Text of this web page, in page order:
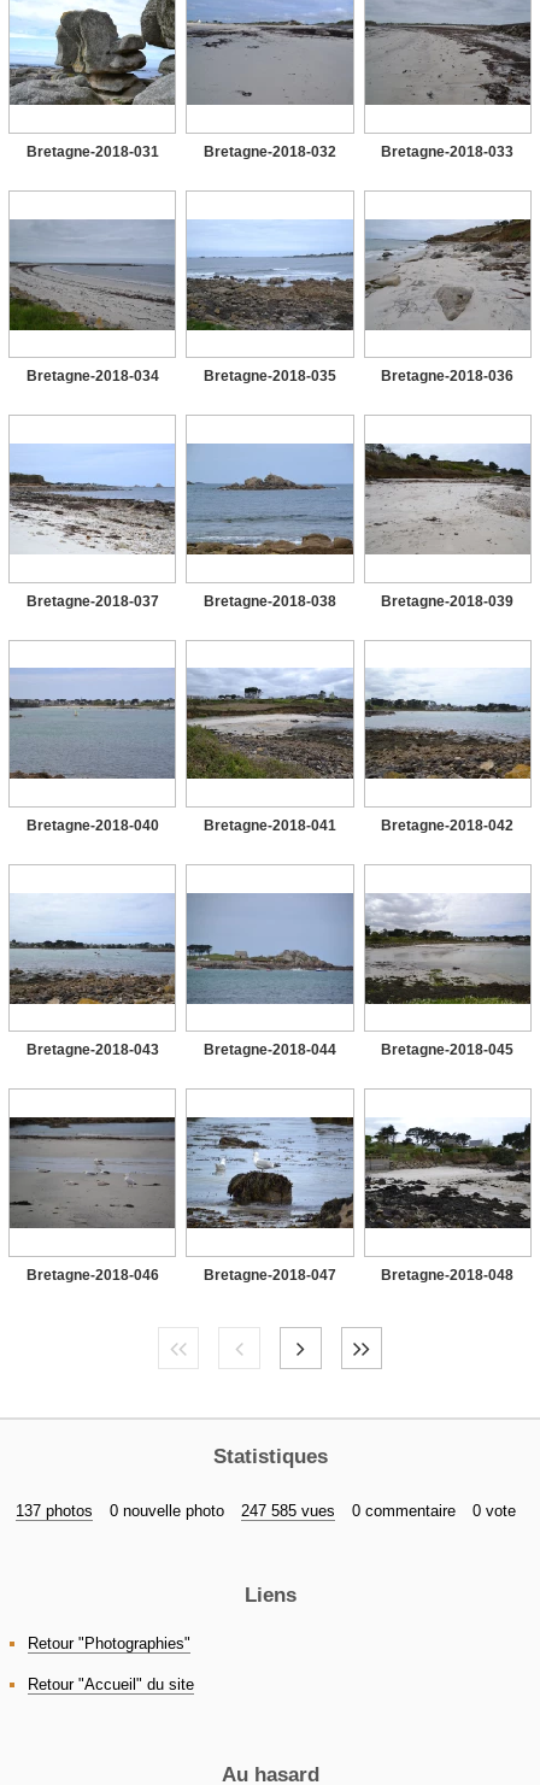
Bretagne-2018-031 Bretagne-2018-032 Bretagne-2018-033
Bretagne-2018-034 Bretagne-2018-035 Bretagne-2018-036
Bretagne-2018-037 Bretagne-2018-038 Bretagne-2018-039
Bretagne-2018-040 Bretagne-2018-041 Bretagne-2018-042
Bretagne-2018-043 Bretagne-2018-044 Bretagne-2018-045
Bretagne-2018-046 Bretagne-2018-047 Bretagne-2018-048
Statistiques
137 photos 0 nouvelle photo 247 585 vues 0 commentaire 0 vote
Liens
Retour "Photographies"
Retour "Accueil" du site
Au hasard